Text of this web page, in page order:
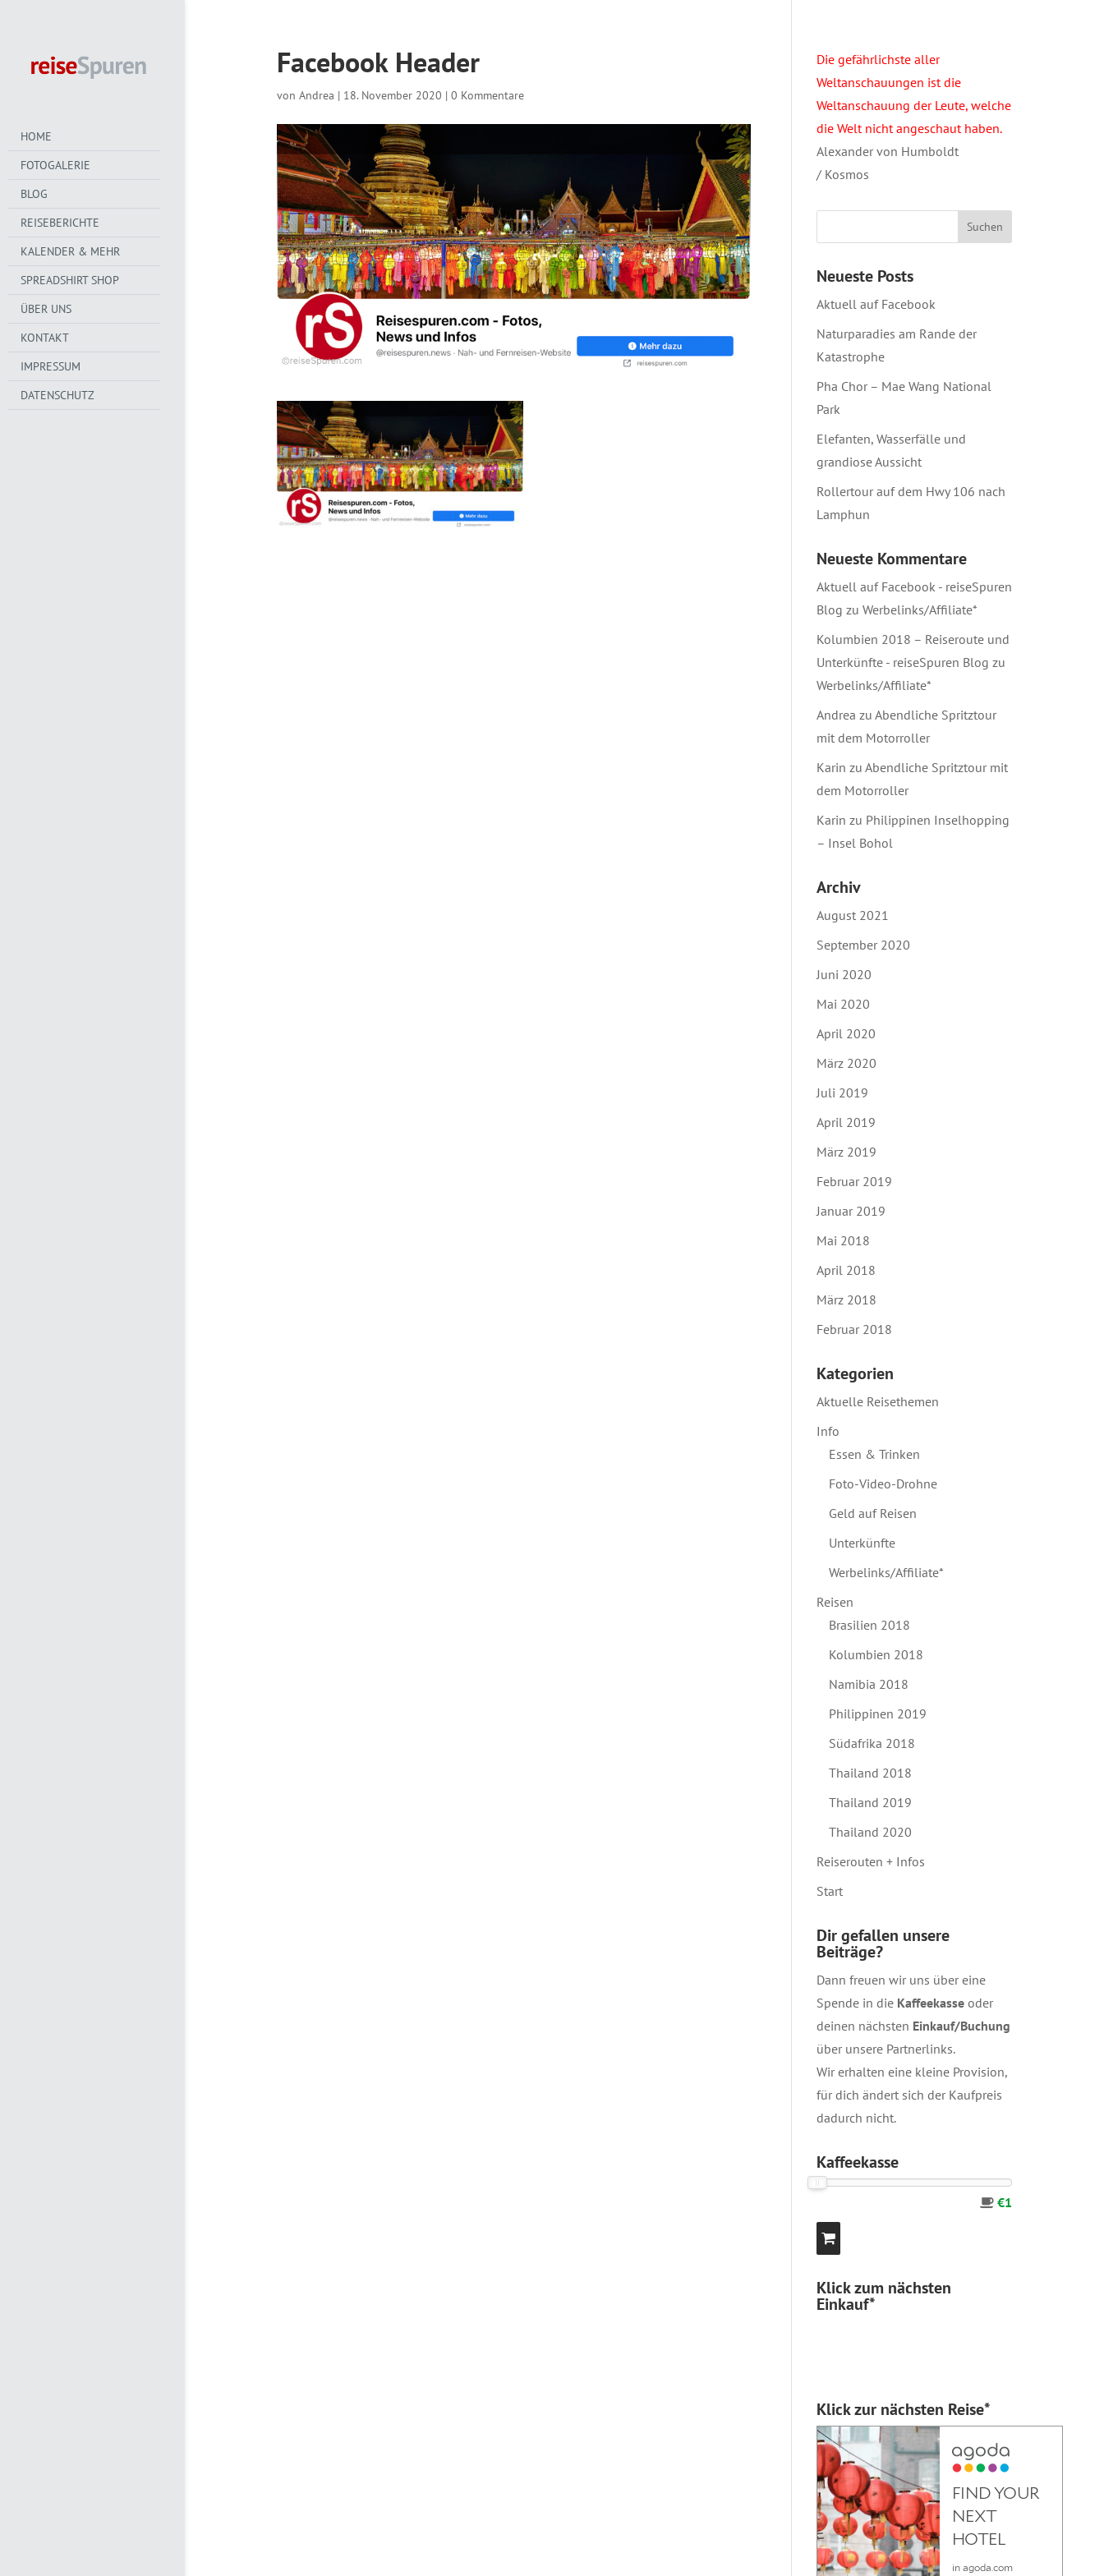
HOME
FOTOGALERIE
BLOG
REISEBERICHTE
KALENDER & MEHR
SPREADSHIRT SHOP
ÜBER UNS
KONTAKT
IMPRESSUM
DATENSCHUTZ
Facebook Header
von Andrea | 18. November 2020 | 0 Kommentare
Die gefährlichste aller
Weltanschauungen ist die
Weltanschauung der Leute, welche
die Welt nicht angeschaut haben.
Alexander von Humboldt
/ Kosmos
Neueste Posts
Aktuell auf Facebook
Naturparadies am Rande der
Katastrophe
Pha Chor – Mae Wang National
Park
Elefanten, Wasserfälle und
grandiose Aussicht
Rollertour auf dem Hwy 106 nach
Lamphun
Neueste Kommentare
Aktuell auf Facebook - reiseSpuren
Blog zu Werbelinks/Affiliate*
Kolumbien 2018 – Reiseroute und
Unterkünfte - reiseSpuren Blog zu
Werbelinks/Affiliate*
Andrea zu Abendliche Spritztour
mit dem Motorroller
Karin zu Abendliche Spritztour mit
dem Motorroller
Karin zu Philippinen Inselhopping
– Insel Bohol
Archiv
August 2021
September 2020
Juni 2020
Mai 2020
April 2020
März 2020
Juli 2019
April 2019
März 2019
Februar 2019
Januar 2019
Mai 2018
April 2018
März 2018
Februar 2018
Kategorien
Aktuelle Reisethemen
Info
Essen & Trinken
Foto-Video-Drohne
Geld auf Reisen
Unterkünfte
Werbelinks/Affiliate*
Reisen
Brasilien 2018
Kolumbien 2018
Namibia 2018
Philippinen 2019
Südafrika 2018
Thailand 2018
Thailand 2019
Thailand 2020
Reiserouten + Infos
Start
Dir gefallen unsere
Beiträge?
Dann freuen wir uns über eine
Spende in die Kaffeekasseoder
deinen nächsten Einkauf/Buchung
über unsere Partnerlinks.
Wir erhalten eine kleine Provision,
für dich ändert sich der Kaufpreis
dadurch nicht.
Kaffeekasse
€1
Klick zum nächsten
Einkauf*
Klick zur nächsten Reise*